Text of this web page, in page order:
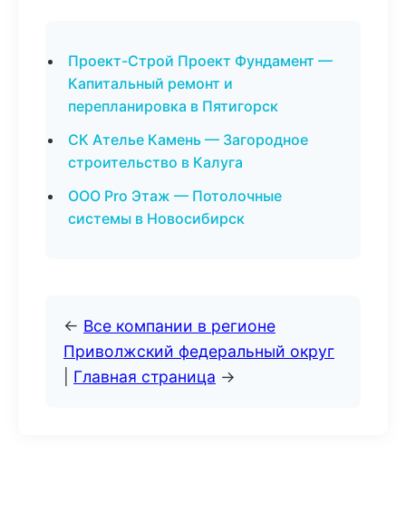
Проект-Строй Проект Фундамент —
Капитальный ремонт и
перепланировка в Пятигорск
СК Ателье Камень — Загородное
строительство в Калуга
ООО Pro Этаж — Потолочные
системы в Новосибирск
← Все компании в регионе
Приволжский федеральный округ
Главная страница →